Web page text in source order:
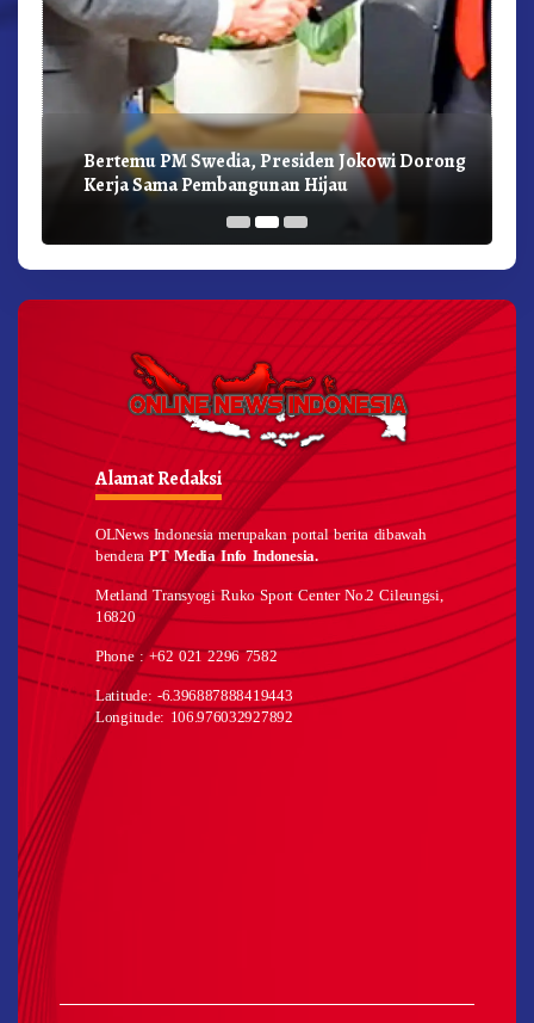
Bertemu PM Swedia, Presiden Jokowi Dorong
Kerja Sama Pembangunan Hijau
Alamat Redaksi
OLNews Indonesia merupakan portal berita dibawah
benderaPT Media Info Indonesia.
Metland Transyogi Ruko Sport Center No.2 Cileungsi,
16820
Phone : +62 021 2296 7582
Latitude: -6.396887888419443
Longitude: 106.976032927892